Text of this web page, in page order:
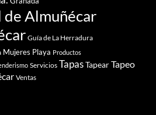
de Almuñécar
Guía de La Herradura
Mujeres Playa Productos
Servicios TapasTapearTapeo
Ventas